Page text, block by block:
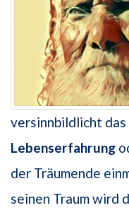
versinnbildlicht das
Lebenserfahrung
der Träumende
seinen Traum wird